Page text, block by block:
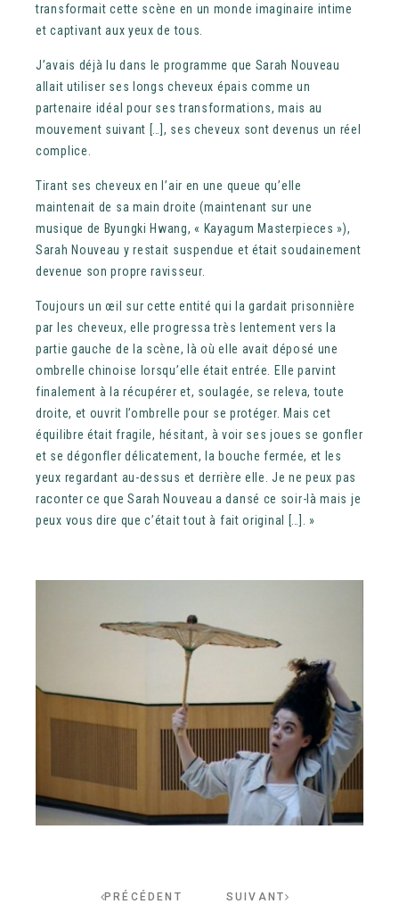
transformait cette scène en un monde imaginaire intime
et captivant aux yeux de tous.
J’avais déjà lu dans le programme que Sarah Nouveau
allait utiliser ses longs cheveux épais comme un
partenaire idéal pour ses transformations, mais au
mouvement suivant […], ses cheveux sont devenus un réel
complice.
Tirant ses cheveux en l’air en une queue qu’elle
maintenait de sa main droite (maintenant sur une
musique de Byungki Hwang, « Kayagum Masterpieces »),
Sarah Nouveau y restait suspendue et était soudainement
devenue son propre ravisseur.
Toujours un œil sur cette entité qui la gardait prisonnière
par les cheveux, elle progressa très lentement vers la
partie gauche de la scène, là où elle avait déposé une
ombrelle chinoise lorsqu’elle était entrée. Elle parvint
finalement à la récupérer et, soulagée, se releva, toute
droite, et ouvrit l’ombrelle pour se protéger. Mais cet
équilibre était fragile, hésitant, à voir ses joues se gonfler
et se dégonfler délicatement, la bouche fermée, et les
yeux regardant au-dessus et derrière elle. Je ne peux pas
raconter ce que Sarah Nouveau a dansé ce soir-là mais je
peux vous dire que c’était tout à fait original […]. »
PRÉCÉDENT SUIVANT